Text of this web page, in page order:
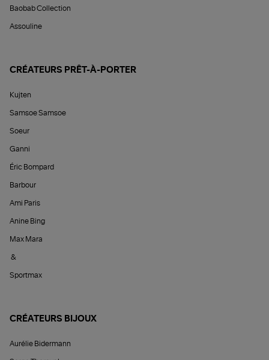
Baobab Collection
Assouline
CRÉATEURS PRÊT-À-PORTER
Kujten
Samsoe Samsoe
Soeur
Ganni
Éric Bompard
Barbour
Ami Paris
Anine Bing
Max Mara
&
Sportmax
CRÉATEURS BIJOUX
Aurélie Bidermann